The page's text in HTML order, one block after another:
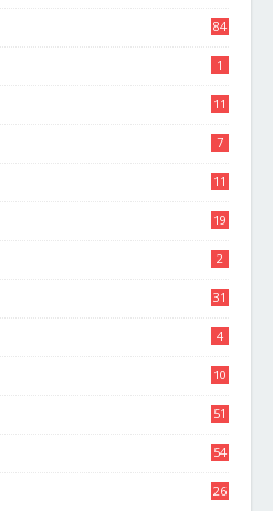
84
1
11
7
11
19
2
31
4
10
51
54
26